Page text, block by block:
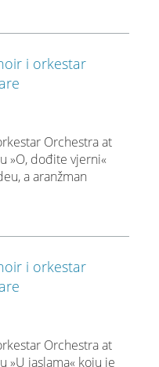
Orchestra at
»O, dođite vjerni«
a aranžman
Orchestra at
»U jaslama« koju je